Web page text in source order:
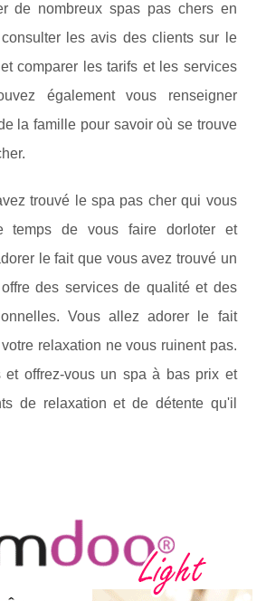
de nombreux spas pas chers en
les avis des clients sur le
comparer les tarifs et les services
également vous renseigner
la famille pour savoir où se trouve
trouvé le spa pas cher qui vous
temps de vous faire dorloter et
le fait que vous avez trouvé un
des services de qualité et des
Vous allez adorer le fait
relaxation ne vous ruinent pas.
et offrez-vous un spa à bas prix et
de relaxation et de détente qu'il